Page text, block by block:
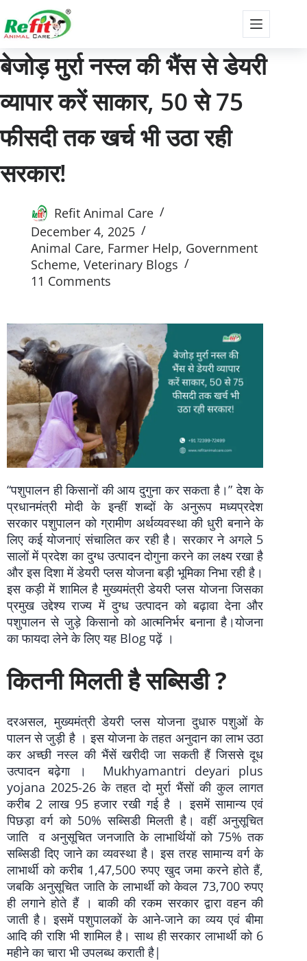
बेजोड़ मुर्रा नस्ल की भैंस से डेयरी
व्यापार करें साकार, 50 से 75
फीसदी तक खर्च भी उठा रही
सरकार!
Refit Animal Care
December 4, 2025
Animal Care, Farmer Help, Government
Scheme, Veterinary Blogs
11 Comments
“पशुपालन ही किसानों की आय दुगुना कर सकता है।” देश के
प्रधानमंत्री मोदी के इन्हीं शब्दों के अनुरूप मध्यप्रदेश
सरकार पशुपालन को ग्रामीण अर्थव्यवस्था की धुरी बनाने के
लिए कई योजनाएं संचालित कर रही है। सरकार ने अगले 5
सालों में प्रदेश का दुग्ध उत्पादन दोगुना करने का लक्ष्य रखा है
और इस दिशा में डेयरी प्लस योजना बड़ी भूमिका निभा रही है।
इस कड़ी में शामिल है मुख्यमंत्री डेयरी प्लस योजना जिसका
प्रमुख उद्देश्य राज्य में दुग्ध उत्पादन को बढ़ावा देना और
पशुपालन से जुड़े किसानो को आत्मनिर्भर बनाना है।योजना
का फायदा लेने के लिए यह Blog पढ़ें ।
कितनी मिलती है सब्सिडी ?
दरअसल, मुख्यमंत्री डेयरी प्लस योजना दुधारु पशुओं के
पालन से जुड़ी है । इस योजना के तहत अनुदान का लाभ उठा
कर अच्छी नस्ल की भैंसें खरीदी जा सकती हैं जिससे दूध
उत्पादन बढ़ेगा । Mukhyamantri deyari plus
yojana 2025-26 के तहत दो मुर्रा भैंसों की कुल लागत
करीब 2 लाख 95 हजार रखी गई है । इसमें सामान्य एवं
पिछड़ा वर्ग को 50% सब्सिडी मिलती है। वहीं अनुसूचित
जाति व अनुसूचित जनजाति के लाभार्थियों को 75% तक
सब्सिडी दिए जाने का व्यवस्था है। इस तरह सामान्य वर्ग के
लाभार्थी को करीब 1,47,500 रुपए खुद जमा करने होते हैं,
जबकि अनुसूचित जाति के लाभार्थी को केवल 73,700 रुपए
ही लगाने होते हैं । बाकी की रकम सरकार द्वारा वहन की
जाती है। इसमें पशुपालकों के आने-जाने का व्यय एवं बीमा
आदि की राशि भी शामिल है। साथ ही सरकार लाभार्थी को 6
महीने का चारा भी उपलब्ध कराती है|